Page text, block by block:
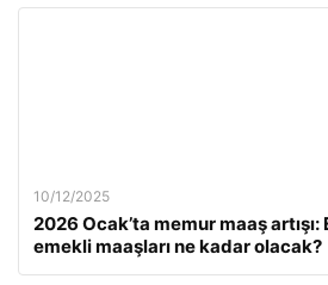
10/12/2025
2026 Ocak’ta memur maaş
emekli maaşları ne kadar olacak?